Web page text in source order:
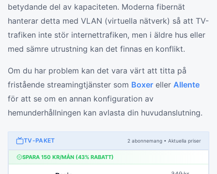
betydande del av kapaciteten. Moderna fibernät
hanterar detta med VLAN (virtuella nätverk) så att TV-
trafiken inte stör internettrafiken, men i äldre hus eller
med sämre utrustning kan det finnas en konflikt.
Om du har problem kan det vara värt att titta på
fristående streamingtjänster som Boxer eller Allente
för att se om en annan konfiguration av
hemunderhållningen kan avlasta din huvudanslutning.
TV-PAKET 2 abonnemang • Aktuella priser
SPARA 150 KR/MÅN (43% RABATT)